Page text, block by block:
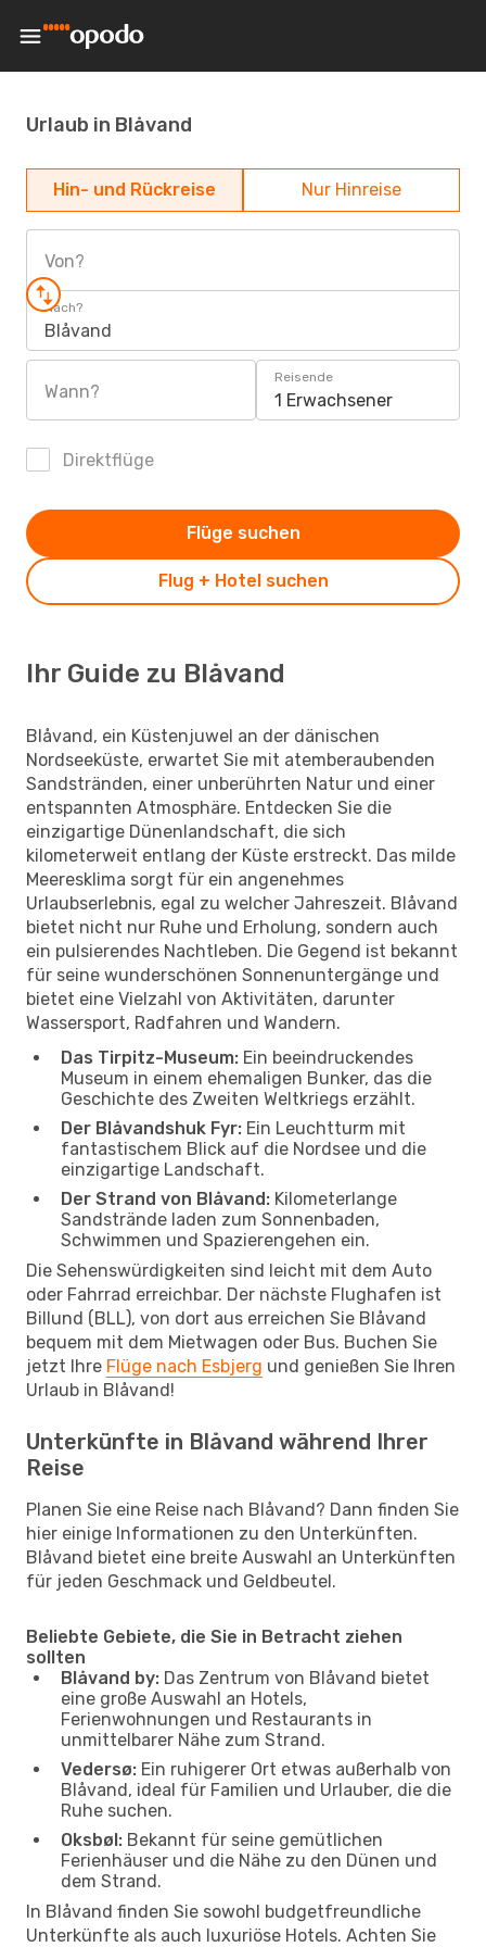
Urlaub in Blåvand
Hin- und Rückreise Nur Hinreise
Von?
Nach?
Blåvand
Wann?
Reisende
1 Erwachsener
Direktflüge
Flug + Hotel suchen
Flüge suchen
Ihr Guide zu Blåvand
Blåvand, ein Küstenjuwel an der dänischen
Nordseeküste, erwartet Sie mit atemberaubenden
Sandstränden, einer unberührten Natur und einer
entspannten Atmosphäre. Entdecken Sie die
einzigartige Dünenlandschaft, die sich
kilometerweit entlang der Küste erstreckt. Das milde
Meeresklima sorgt für ein angenehmes
Urlaubserlebnis, egal zu welcher Jahreszeit. Blåvand
bietet nicht nur Ruhe und Erholung, sondern auch
ein pulsierendes Nachtleben. Die Gegend ist bekannt
für seine wunderschönen Sonnenuntergänge und
bietet eine Vielzahl von Aktivitäten, darunter
Wassersport, Radfahren und Wandern.
Das Tirpitz-Museum: Ein beeindruckendes
Museum in einem ehemaligen Bunker, das die
Geschichte des Zweiten Weltkriegs erzählt.
Der Blåvandshuk Fyr: Ein Leuchtturm mit
fantastischem Blick auf die Nordsee und die
einzigartige Landschaft.
Der Strand von Blåvand: Kilometerlange
Sandstrände laden zum Sonnenbaden,
Schwimmen und Spazierengehen ein.
Die Sehenswürdigkeiten sind leicht mit dem Auto
oder Fahrrad erreichbar. Der nächste Flughafen ist
Billund (BLL), von dort aus erreichen Sie Blåvand
bequem mit dem Mietwagen oder Bus. Buchen Sie
jetzt Ihre Flüge nach Esbjerg und genießen Sie Ihren
Urlaub in Blåvand!
Unterkünfte in Blåvand während Ihrer
Reise
Planen Sie eine Reise nach Blåvand? Dann finden Sie
hier einige Informationen zu den Unterkünften.
Blåvand bietet eine breite Auswahl an Unterkünften
für jeden Geschmack und Geldbeutel.
Beliebte Gebiete, die Sie in Betracht ziehen
sollten
Blåvand by: Das Zentrum von Blåvand bietet
eine große Auswahl an Hotels,
Ferienwohnungen und Restaurants in
unmittelbarer Nähe zum Strand.
Vedersø: Ein ruhigerer Ort etwas außerhalb von
Blåvand, ideal für Familien und Urlauber, die die
Ruhe suchen.
Oksbøl: Bekannt für seine gemütlichen
Ferienhäuser und die Nähe zu den Dünen und
dem Strand.
In Blåvand finden Sie sowohl budgetfreundliche
Unterkünfte als auch luxuriöse Hotels. Achten Sie